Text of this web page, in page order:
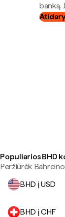
banką.
Populiarios BHD
Peržiūrėk
BHD į USD
BHD į CHF